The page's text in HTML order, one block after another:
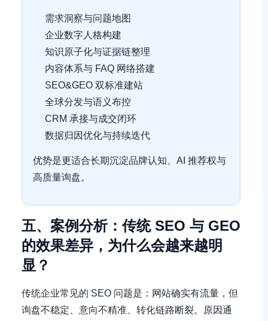
需求洞察与问题地图
企业数字人格构建
知识原子化与证据链整理
内容体系与 FAQ 网络搭建
SEO&GEO 双标准建站
全球分发与语义布控
CRM 承接与成交闭环
数据归因优化与持续迭代
优势是更适合长期沉淀品牌认知、AI 推荐权与
高质量询盘。
五、案例分析：传统 SEO 与 GEO
的效果差异，为什么会越来越明
显？
传统企业常见的 SEO 问题是：网站确实有流量，但
询盘不稳定、意向不精准、转化链路断裂。原因通